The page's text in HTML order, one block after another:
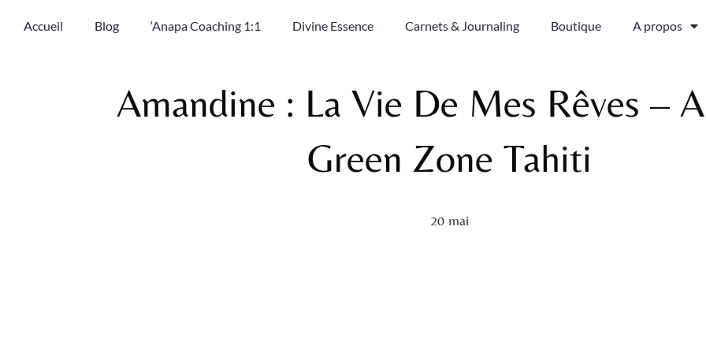
Accueil Blog ‘Anapa Coaching 1:1 Divine Essence Carnets & Journaling Boutique A propos
Amandine : La Vie De Mes Rêves –
Green Zone Tahiti
20 mai